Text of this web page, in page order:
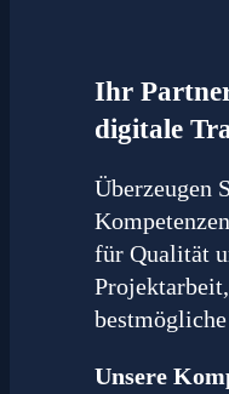
Ihr
digitale
Überzeugen
für Qualität
Unsere